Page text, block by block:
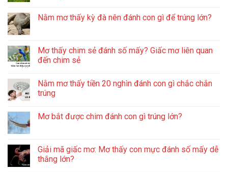
Nằm mơ thấy kỳ đà nên đánh con gì để trúng lớn?
Mơ thấy chim sẻ đánh số mấy? Giấc mơ liên quan
đến chim sẻ
Nằm mơ thấy tiền 20 nghìn đánh con gì chắc chắn
trúng
Mơ bắt được chim đánh con gì trúng lớn?
Giải mã giấc mơ: Mơ thấy con mực đánh số mấy dễ
thắng lớn?